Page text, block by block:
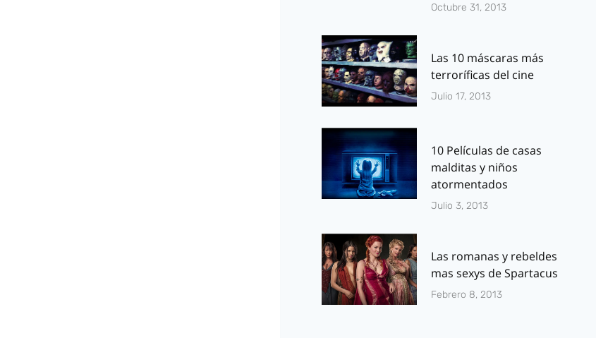
Octubre 31, 2013
Las 10 máscaras más
terroríficas del cine
Julio 17, 2013
10 Películas de casas
malditas y niños
atormentados
Julio 3, 2013
Las romanas y rebeldes
mas sexys de Spartacus
Febrero 8, 2013